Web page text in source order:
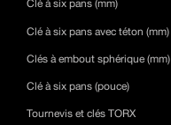
Clé à six pans (mm)
Clé à six pans avec téton (mm)
Clés à embout sphérique (mm)
Clé à six pans (pouce)
Tournevis et clés TORX